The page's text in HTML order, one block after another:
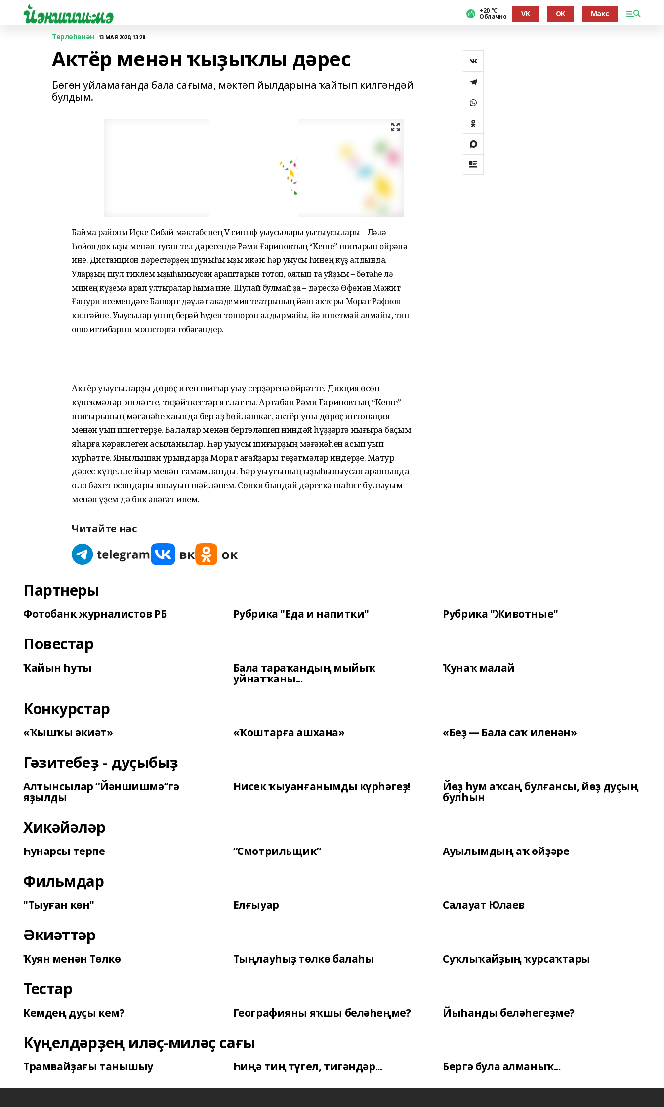
+20 °С
Облачно VK OK Макс
Төрлөһөнән 13 МАЯ 2020, 13:28
Актёр менән ҡыҙыҡлы дәрес
Бөгөн уйламағанда бала сағыма, мәктәп йылдарына ҡайтып килгәндәй
булдым.
Баймаҡ районы Иҫке Сибай мәктәбенең V синыф уҡыусылары уҡытыусылары – Ләлә
Һөйөндөк ҡыҙы менән туған тел дәресендә Рәми Ғариповтың “Кеше” шиғырын өйрәнә
ине. Дистанцион дәрестәрҙең шуныһы ҡыҙыҡ икән: һәр уҡыусы һинең күҙ алдында.
Уларҙың шул тиклем ҡыҙыһыныусан ҡараштарын тотоп, оялып та ҡуйҙым – бөтәһе лә
минең күҙемә ҡарап ултыралар һымаҡ ине. Шулай булмай ҙа – дәрескә Өфөнән Мәжит
Ғафури исемендәге Башҡорт дәүләт академия театрының йәш актеры Морат Рафиҡов
килгәйне. Уҡыусылар уның берәй һүҙен төшөрөп ҡалдырмайыҡ, йә ишетмәй ҡалмайыҡ, тип
ошо иғтибарын мониторға төбәгәндер.
Актёр уҡыусыларҙы дөрөҫ итеп шиғыр уҡыу серҙәренә өйрәтте. Дикция өсөн
күнекмәләр эшләтте, тиҙәйткестәр ятлатты. Артабан Рәми Ғариповтың “Кеше”
шиғырының мәғәнәһе хаҡында бер аҙ һөйләшкәс, актёр уны дөрөҫ интонация
менән уҡып ишеттерҙе. Балалар менән бергәләшеп ниндәй һүҙҙәргә нығыраҡ баҫым
яһарға кәрәклеген асыҡланылар. Һәр уҡыусы шиғырҙың мәғәнәһен асып уҡып
күрһәтте. Яңылышҡан урындарҙа Морат ағайҙары төҙәтмәләр индерҙе. Матур
дәрес күңелле йыр менән тамамланды. Һәр уҡыусының ҡыҙыҡһыныусан ҡарашында
оло бәхет осҡондары яныуын шәйләнем. Сөнки бындай дәрескә шаһит булыуым
менән үҙем дә бик ҡәнәғәт инем.
Читайте нас
Партнеры
Фотобанк журналистов РБ Рубрика "Еда и напитки" Рубрика "Животные"
Повестар
Ҡайын һуты Бала тараҡандың мыйыҡ
уйнатҡаны...
Ҡунаҡ малай
Конкурстар
«Ҡышҡы әкиәт» «Ҡоштарға ашхана» «Беҙ — Бала саҡ иленән»
Гәзитебеҙ - дуҫыбыҙ
Алтынсылар “Йәншишмә”гә
яҙылды
Нисек ҡыуанғанымды күрһәгеҙ! Йөҙ һум аҡсаң булғансы, йөҙ дуҫың
булһын
Хикәйәләр
Һунарсы терпе “Смотрильщик” Ауылымдың аҡ өйҙәре
Фильмдар
"Тыуған көн" Елғыуар Салауат Юлаев
Әкиәттәр
Ҡуян менән Төлкө Тыңлауһыҙ төлкө балаһы Суҡлыҡайҙың ҡурсаҡтары
Тестар
Кемдең дуҫы кем? Географияны яҡшы беләһеңме? Йыһанды беләһегеҙме?
Күңелдәрҙең иләҫ-миләҫ сағы
Трамвайҙағы танышыу Һиңә тиң түгел, тигәндәр... Бергә була алманыҡ...